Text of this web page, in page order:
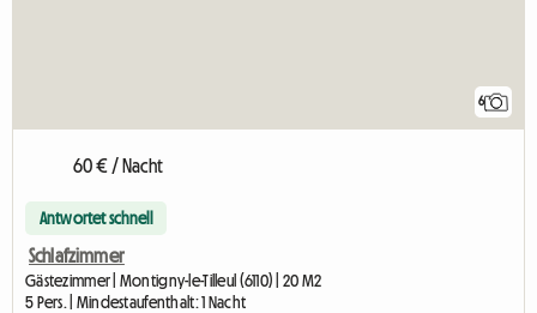
6
60 € / Nacht
Antwortet schnell
Schlafzimmer
Gästezimmer | Montigny-le-Tilleul (6110) | 20 M2
5 Pers. | Mindestaufenthalt: 1 Nacht